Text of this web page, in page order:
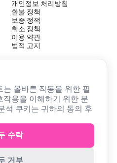
개인정보 처리방침
환불 정책
보증 정책
취소 정책
이용 약관
법적 고지
유
다
또는 본 웹사이트에 언급된 기타
니다. 모든 소셜 미디어 플랫폼의
의 고유한 자산입니다.
와의 어떠한 연관성도 명시적으로
올바른 작동을 위한 필
작용을 이해하기 위한 분
석 쿠키는 귀하의 동의 후
수락
거부